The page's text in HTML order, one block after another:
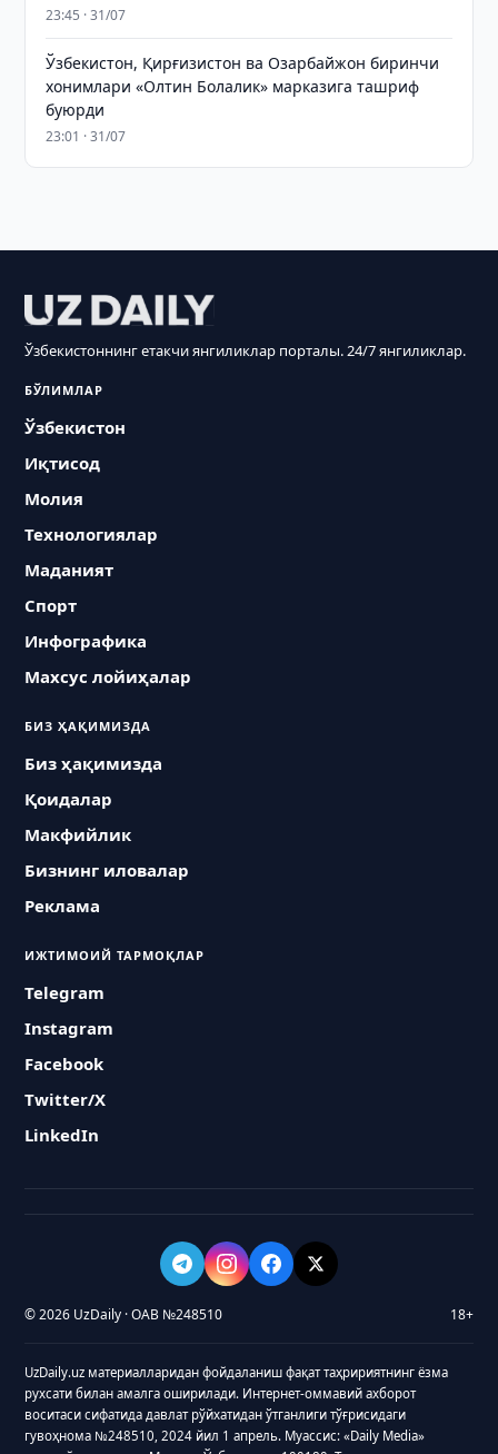
23:45 · 31/07
Ўзбекистон, Қирғизистон ва Озарбайжон биринчи
хонимлари «Олтин Болалик» марказига ташриф
буюрди
23:01 · 31/07
Ўзбекистоннинг етакчи янгиликлар порталы. 24/7 янгиликлар.
БЎЛИМЛАР
Ўзбекистон
Иқтисод
Молия
Технологиялар
Маданият
Спорт
Инфографика
Махсус лойиҳалар
БИЗ ҲАҚИМИЗДА
Биз ҳақимизда
Қоидалар
Макфийлик
Бизнинг иловалар
Реклама
ИЖТИМОИЙ ТАРМОҚЛАР
Telegram
Instagram
Facebook
Twitter/X
LinkedIn
© 2026 UzDaily · ОАВ №248510 18+
UzDaily.uz материалларидан фойдаланиш фақат таҳририятнинг ёзма
рухсати билан амалга оширилади. Интернет-оммавий ахборот
воситаси сифатида давлат рўйхатидан ўтганлиги тўғрисидаги
гувоҳнома №248510, 2024 йил 1 апрель. Муассис: «Daily Media»